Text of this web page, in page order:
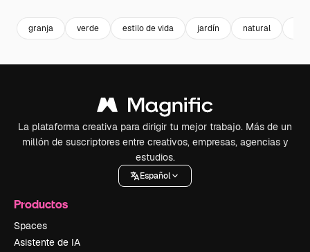
granja verde estilo de vida jardín natural
La plataforma creativa para dirigir tu mejor trabajo. Más de un
millón de suscriptores entre creativos, empresas, agencias y
estudios.
Español
Productos
Spaces
Asistente de IA